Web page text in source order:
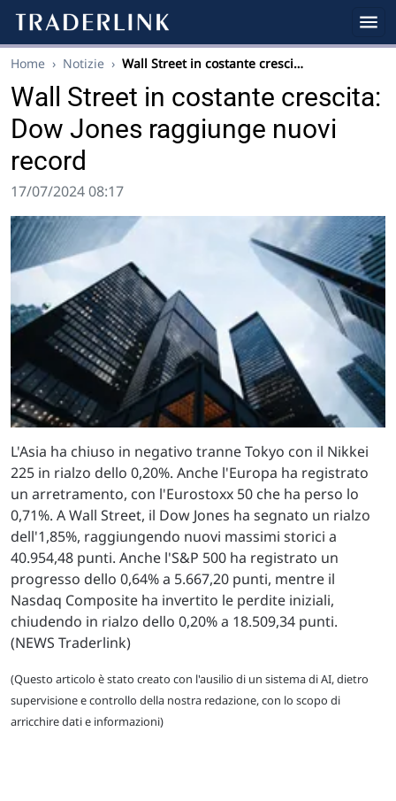
Home › Notizie › Wall Street in costante cresci…
Wall Street in costante crescita:
Dow Jones raggiunge nuovi
record
17/07/2024 08:17
L'Asia ha chiuso in negativo tranne Tokyo con il Nikkei
225 in rialzo dello 0,20%. Anche l'Europa ha registrato
un arretramento, con l'Eurostoxx 50 che ha perso lo
0,71%. A Wall Street, il Dow Jones ha segnato un rialzo
dell'1,85%, raggiungendo nuovi massimi storici a
40.954,48 punti. Anche l'S&P 500 ha registrato un
progresso dello 0,64% a 5.667,20 punti, mentre il
Nasdaq Composite ha invertito le perdite iniziali,
chiudendo in rialzo dello 0,20% a 18.509,34 punti.
(NEWS Traderlink)
(Questo articolo è stato creato con l'ausilio di un sistema di AI, dietro
supervisione e controllo della nostra redazione, con lo scopo di
arricchire dati e informazioni)